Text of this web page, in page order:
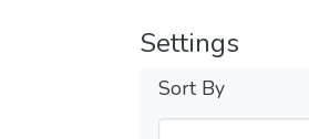
Settings
Sort By